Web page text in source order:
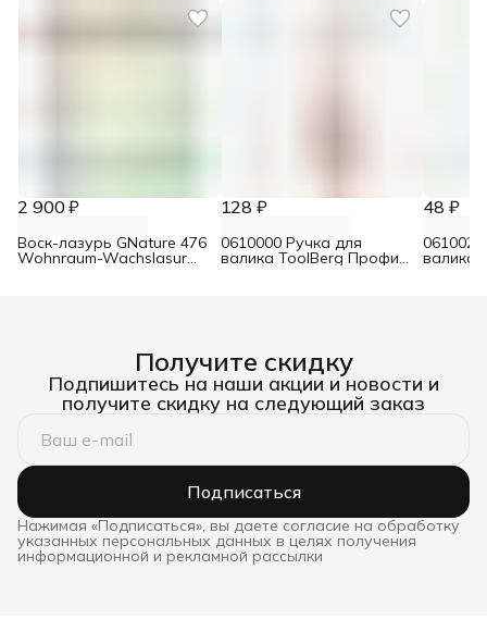
2 900 ₽
Воск-лазурь GNature 476
Wohnraum-Wachslasur
128 ₽
0610000 Ручка для
валика ToolBerg Профи
48 ₽
валика
Получите скидку
Подпишитесь на наши акции и новости и
получите скидку на следующий заказ
Подписаться
Нажимая «Подписаться», вы даете согласие на обработку
указанных персональных данных в целях получения
информационной и рекламной рассылки